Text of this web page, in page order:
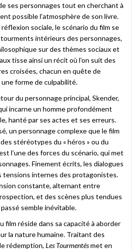
ses personnages tout en cherchant à
possible l’atmosphère de son livre.
sociale, le scénario du film se
intérieurs des personnages,
sur des thèmes sociaux et
tisse ainsi un récit où l’on suit des
croisées, chacun en quête de
forme de culpabilité.
du personnage principal, Skender,
incarne un homme profondément
hanté par ses actes et ses erreurs.
un personnage complexe que le film
stéréotypes du « héros » ou du
l’une des forces du scénario, qui met
Finement écrits, les dialogues
tensions internes des protagonistes.
constante, alternant entre
et des scènes plus tendues
semble inévitable.
film réside dans sa capacité à aborder
la nature humaine. Traitant des
rédemption, Les Tourmentésmet en